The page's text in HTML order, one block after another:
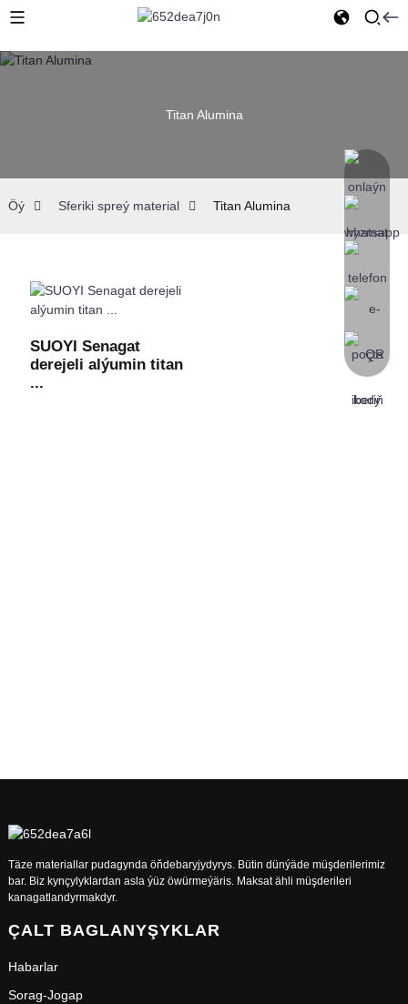
Titan Alumina
Öý Sferiki spreý material Titan Alumina
SUOYI Senagat
derejeli alýumin titan
...
Täze materiallar pudagynda öňdebaryjydyrys. Bütin dünýäde müşderilerimiz
bar. Biz kynçylyklardan asla ýüz öwürmeýäris. Maksat ähli müşderileri
kanagatlandyrmakdyr.
ÇALT BAGLANYŞYKLAR
Habarlar
Sorag-Jogap